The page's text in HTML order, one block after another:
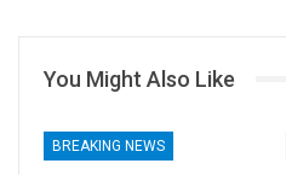
You Might Also Like
BREAKING NEWS